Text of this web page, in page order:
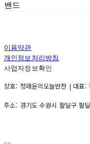
밴드
이용약관
개인정보처리방침
사업자정보확인
상호: 정래윤의오늘반찬 | 대
주소: 경기도 수원시 팔달구 팔